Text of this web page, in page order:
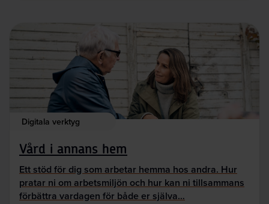
Digitala verktyg
Vård i annans hem
Ett stöd för dig som arbetar hemma hos andra. Hur
pratar ni om arbetsmiljön och hur kan ni tillsammans
förbättra vardagen för både er själva…